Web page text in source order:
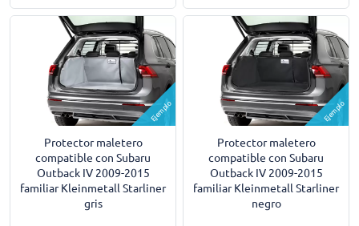
Ejemplo
Protector maletero
compatible con Subaru
Outback IV 2009-2015
familiar Kleinmetall Starliner
gris
Ejemplo
Protector maletero
compatible con Subaru
Outback IV 2009-2015
familiar Kleinmetall Starliner
negro